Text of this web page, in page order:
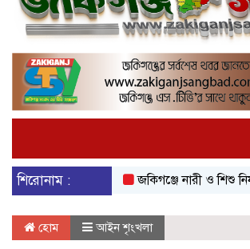
শিরোনাম :
জকিগঞ্জে নারী ও শিশু
হোম আইন শৃংখলা